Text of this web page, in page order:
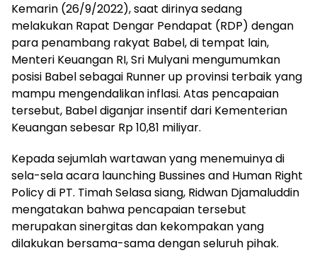
Kemarin (26/9/2022), saat dirinya sedang
melakukan Rapat Dengar Pendapat (RDP) dengan
para penambang rakyat Babel, di tempat lain,
Menteri Keuangan RI, Sri Mulyani mengumumkan
posisi Babel sebagai Runner up provinsi terbaik yang
mampu mengendalikan inflasi. Atas pencapaian
tersebut, Babel diganjar insentif dari Kementerian
Keuangan sebesar Rp 10,81 miliyar.
Kepada sejumlah wartawan yang menemuinya di
sela-sela acara launching Bussines and Human Right
Policy di PT. Timah Selasa siang, Ridwan Djamaluddin
mengatakan bahwa pencapaian tersebut
merupakan sinergitas dan kekompakan yang
dilakukan bersama-sama dengan seluruh pihak.